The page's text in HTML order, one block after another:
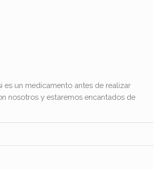
un medicamento antes de realizar
nosotros y estaremos encantados de